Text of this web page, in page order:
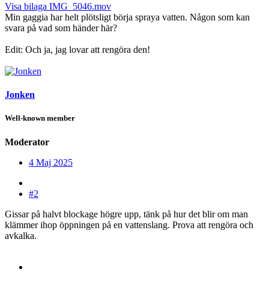
Visa bilaga IMG_5046.mov
Min gaggia har helt plötsligt börja spraya vatten. Någon som kan
svara på vad som händer här?
Edit: Och ja, jag lovar att rengöra den!
Jonken
Well-known member
Moderator
4 Maj 2025
#2
Gissar på halvt blockage högre upp, tänk på hur det blir om man
klämmer ihop öppningen på en vattenslang. Prova att rengöra och
avkalka.